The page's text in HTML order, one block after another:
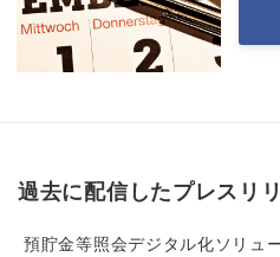
過去に配信したプレスリ
預貯金等照会デジタル化ソリュ